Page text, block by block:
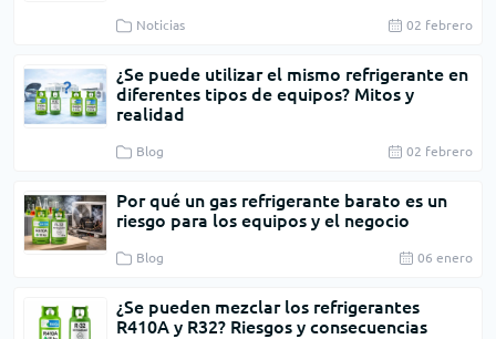
Noticias 02 febrero
¿Se puede utilizar el mismo refrigerante en
diferentes tipos de equipos? Mitos y
realidad
Blog 02 febrero
Por qué un gas refrigerante barato es un
riesgo para los equipos y el negocio
Blog 06 enero
¿Se pueden mezclar los refrigerantes
R410A y R32? Riesgos y consecuencias